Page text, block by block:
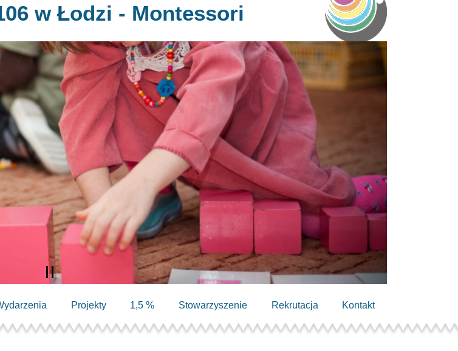
w Łodzi - Montessori
Projekty 1,5 % Stowarzyszenie Rekrutacja Kontakt